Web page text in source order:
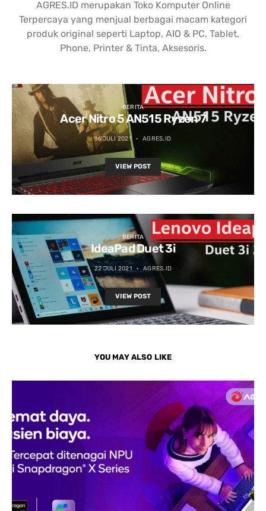
AGRES.ID merupakan Toko Komputer Online
Terpercaya yang menjual berbagai macam kategori
produk original seperti Laptop, AIO & PC, Tablet,
Phone, Printer & Tinta, Aksesoris.
BERITA
Acer Nitro 5 AN515 Ryzen 7
16 JULI 2021 AGRES.ID
VIEW POST
BERITA
IdeaPad Duet 3i
22 JULI 2021 AGRES.ID
VIEW POST
YOU MAY ALSO LIKE